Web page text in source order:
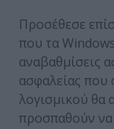
Προσέθεσε
που τα
αναβαθμίσεις
ασφαλείας που
λογισμικού θα
προσπαθούν να